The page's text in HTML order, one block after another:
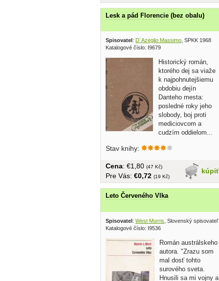
Lesk a pád Florencie (bez obalu)
Spisovatel : D´Azeglio Massimo , SPKK 1968
Katalogové číslo: I9679
Historický román,
ktorého dej sa viaže
k najpohnutejšiemu
obdobiu dejín
Danteho mesta:
posledné roky jeho
slobody, boj proti
mediciovcom a
cudzím oddielom...
Stav knihy:
kúpiť
Cena: €1,80 (47 Kč)
Pre Vás: €0,72 (19 Kč)
Leto Červeného Vlka
Spisovatel: West Morris , Slovenský
Katalogové číslo: I9536
Román austrálskeho
autora. "Zrazu som
mal dosť tohto
surového sveta.
Hnusili sa mi vojny a